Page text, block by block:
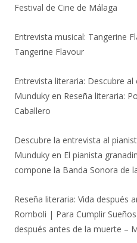
Festival de Cine de Málaga
Entrevista musical: Tangerine
Tangerine Flavour
Entrevista literaria: Descubre
Munduky en Reseña literaria:
Caballero
Descubre la entrevista al
Munduky en El pianista
compone la Banda Sonora de
Reseña literaria: Vida después
Romboli | Para Cumplir Sueños
después antes de la muerte –